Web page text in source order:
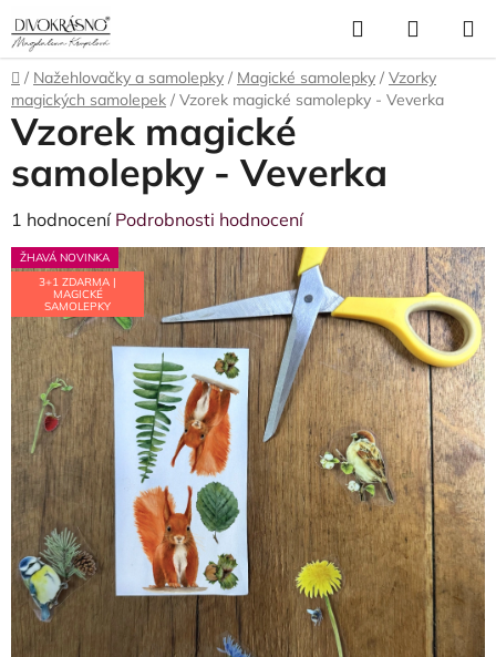
na
obsah
Hledat
KOŠÍK
Domů
/ Nažehlovačky a samolepky / Magické samolepky / Vzorky
magických samolepek / Vzorek magické samolepky - Veverka
Vzorek magické
samolepky - Veverka
Průměrné
hodnocení
produktu
5,0
z
5
hvězdiček.
1 hodnocení Podrobnosti hodnocení
ŽHAVÁ NOVINKA
3+1 ZDARMA |
MAGICKÉ
SAMOLEPKY